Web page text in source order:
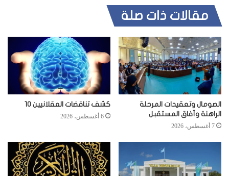
مقالات ذات صلة
الصومال وتعقيدات المرحلة
الراهنة وآفاق المستقبل
7 أغسطس، 2026
كشف تناقضات العقلانيين 10
6 أغسطس، 2026